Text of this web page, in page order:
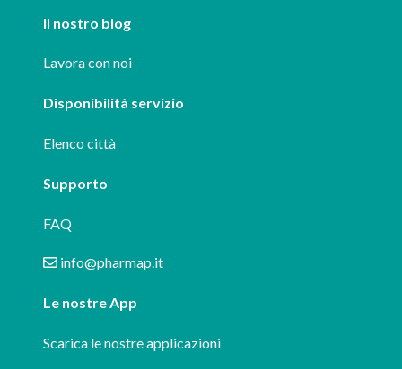
Il nostro blog
Lavora con noi
Disponibilità servizio
Elenco città
Supporto
FAQ
info@pharmap.it
Le nostre App
Scarica le nostre applicazioni